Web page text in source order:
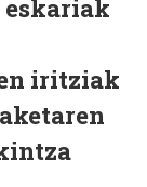
eskariak
iritziak